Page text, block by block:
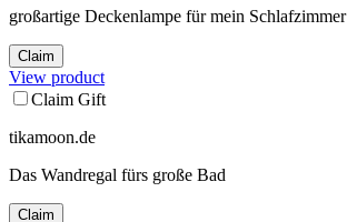
großartige Deckenlampe für mein Schlafzimmer
Claim
View product
Claim Gift
tikamoon.de
Das Wandregal fürs große Bad
Claim